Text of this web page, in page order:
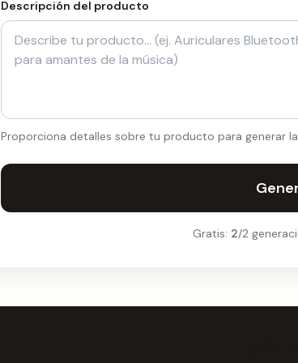
Descripción del producto
Proporciona detalles sobre tu producto para generar
Gratis: 2/2